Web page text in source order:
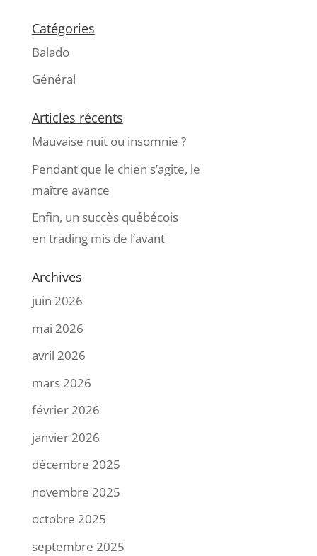
Catégories
Balado
Général
Articles récents
Mauvaise nuit ou insomnie ?
Pendant que le chien s’agite, le
maître avance
Enfin, un succès québécois
en trading mis de l’avant
Archives
juin 2026
mai 2026
avril 2026
mars 2026
février 2026
janvier 2026
décembre 2025
novembre 2025
octobre 2025
septembre 2025